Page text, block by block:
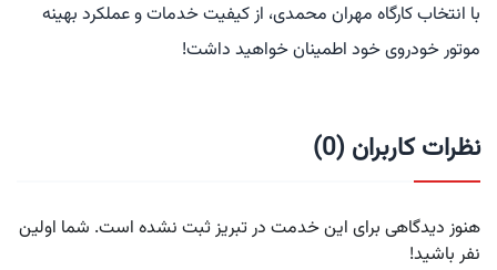
با انتخاب کارگاه مهران محمدی، از کیفیت خدمات و عملکرد بهینه
موتور خودروی خود اطمینان خواهید داشت!
نظرات کاربران (0)
هنوز دیدگاهی برای این خدمت در تبریز ثبت نشده است. شما اولین
نفر باشید!